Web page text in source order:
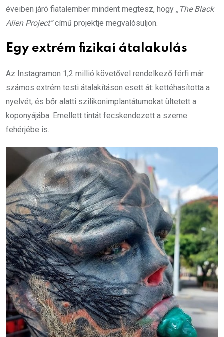
éveiben járó fiatalember mindent megtesz, hogy „The Black
Alien Project”című projektje megvalósuljon.
Egy extrém fizikai átalakulás
Az Instagramon 1,2 millió követővel rendelkező férfi már
számos extrém testi átalakításon esett át: kettéhasította a
nyelvét, és bőr alatti szilikonimplantátumokat ültetett a
koponyájába. Emellett tintát fecskendezett a szeme
fehérjébe is.